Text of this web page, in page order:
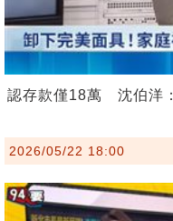
認存款僅18萬 沈伯洋
2026/05/22 18:00